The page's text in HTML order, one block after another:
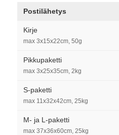
Postilähetys
Kirje
max 3x15x22cm, 50g
Pikkupaketti
max 3x25x35cm, 2kg
S-paketti
max 11x32x42cm, 25kg
M- ja L-paketti
max 37x36x60cm, 25kg